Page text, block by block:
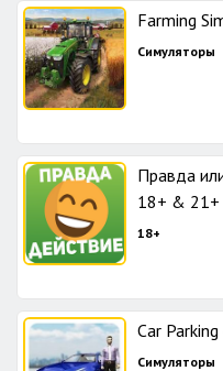
Farming
Симуляторы
Правда
18+ & 21+
18+
Car
Симуляторы